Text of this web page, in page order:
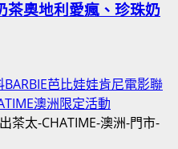
茶奧地利愛瘋、珍珠奶
芭比娃娃肯尼電影聯
澳洲限定活動